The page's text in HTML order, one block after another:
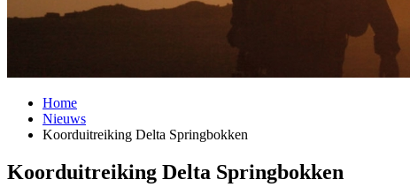
Home
Nieuws
Koorduitreiking Delta Springbokken
Koorduitreiking Delta Springbokken